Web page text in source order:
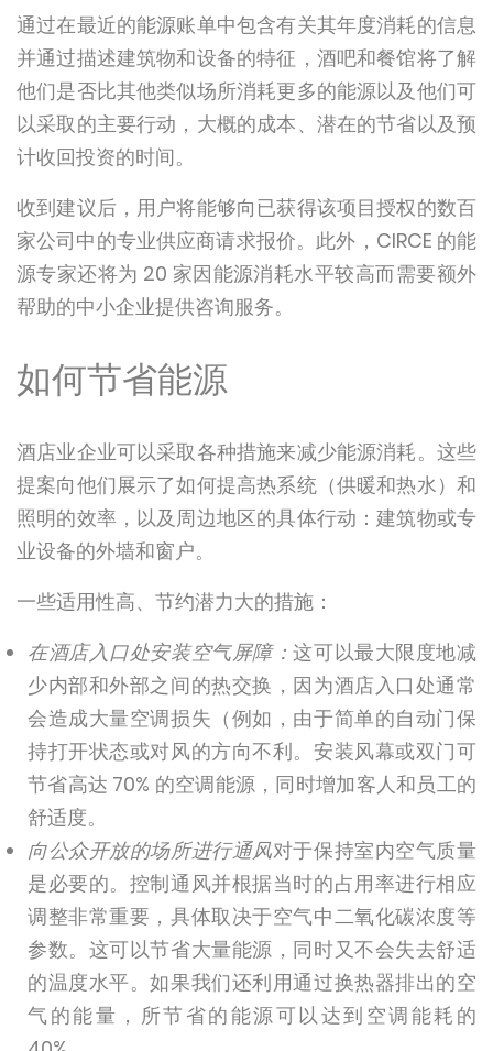
通过在最近的能源账单中包含有关其年度消耗的信息
并通过描述建筑物和设备的特征，酒吧和餐馆将了解
他们是否比其他类似场所消耗更多的能源以及他们可
以采取的主要行动，大概的成本、潜在的节省以及预
计收回投资的时间。
收到建议后，用户将能够向已获得该项目授权的数百
家公司中的专业供应商请求报价。此外，CIRCE 的能
源专家还将为 20 家因能源消耗水平较高而需要额外
帮助的中小企业提供咨询服务。
如何节省能源
酒店业企业可以采取各种措施来减少能源消耗。这些
提案向他们展示了如何提高热系统（供暖和热水）和
照明的效率，以及周边地区的具体行动：建筑物或专
业设备的外墙和窗户。
一些适用性高、节约潜力大的措施：
在酒店入口处安装空气屏障：这可以最大限度地减
少内部和外部之间的热交换，因为酒店入口处通常
会造成大量空调损失（例如，由于简单的自动门保
持打开状态或对风的方向不利。安装风幕或双门可
节省高达 70% 的空调能源，同时增加客人和员工的
舒适度。
向公众开放的场所进行通风对于保持室内空气质量
是必要的。控制通风并根据当时的占用率进行相应
调整非常重要，具体取决于空气中二氧化碳浓度等
参数。这可以节省大量能源，同时又不会失去舒适
的温度水平。如果我们还利用通过换热器排出的空
气的能量，所节省的能源可以达到空调能耗的